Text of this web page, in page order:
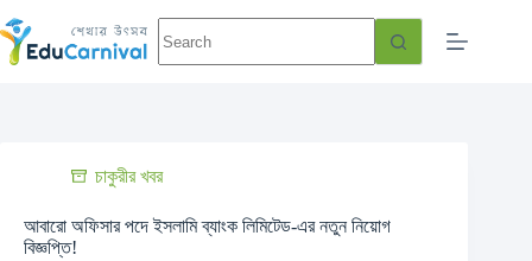
চাকুরীর খবর
আবারো অফিসার পদে ইসলামি ব্যাংক লিমিটেড-এর নতুন নিয়োগ
বিজ্ঞপ্তি!